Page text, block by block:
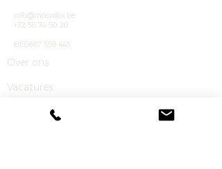
info@moonfox.be
+32 56 74 50 20
BE0667 559 443
Over ons
Vacatures